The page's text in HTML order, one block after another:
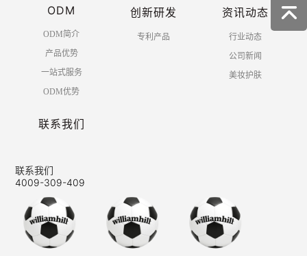
ODM
ODM简介
产品优势
一站式服务
ODM优势
创新研发
专利产品
资讯动态
行业动态
公司新闻
美妆护肤
联系我们
联系我们
4009-309-409